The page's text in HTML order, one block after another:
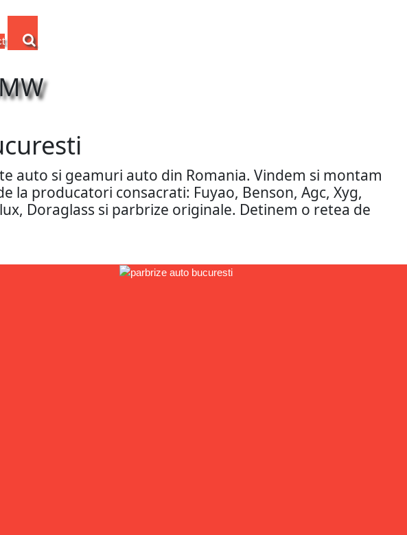
auto si geamuri auto din Romania. Vindem si montam
producatori consacrati: Fuyao, Benson, Agc, Xyg,
Doraglass si parbrize originale. Detinem o retea de